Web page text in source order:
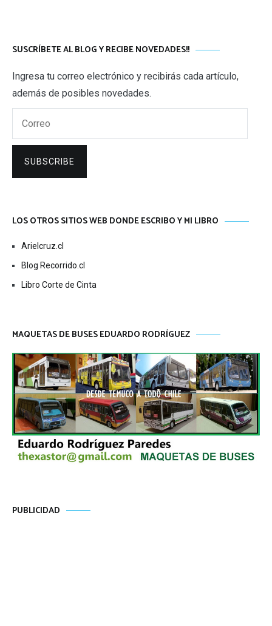
SUSCRÍBETE AL BLOG Y RECIBE NOVEDADES!!
Ingresa tu correo electrónico y recibirás cada artículo,
además de posibles novedades.
SUBSCRIBE
LOS OTROS SITIOS WEB DONDE ESCRIBO Y MI LIBRO
Arielcruz.cl
Blog Recorrido.cl
Libro Corte de Cinta
MAQUETAS DE BUSES EDUARDO RODRÍGUEZ
PUBLICIDAD